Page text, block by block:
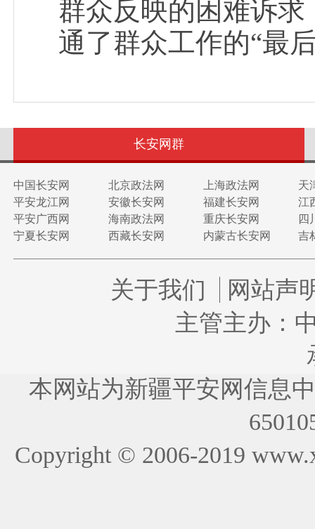
群众反映的困难诉
通了群众工作的“最
长安网群
中国长安网 北京政法网 上海政法网
天
平安龙江网
安徽长安网 福建长安网
江
平安广西网
海南政法网 重庆长安网
四
宁夏长安网
西藏长安网 内蒙古长安网 吉
关于我们
网站声
主管主办：
本网站为新疆平安网信息
Copyright © 2006-2019